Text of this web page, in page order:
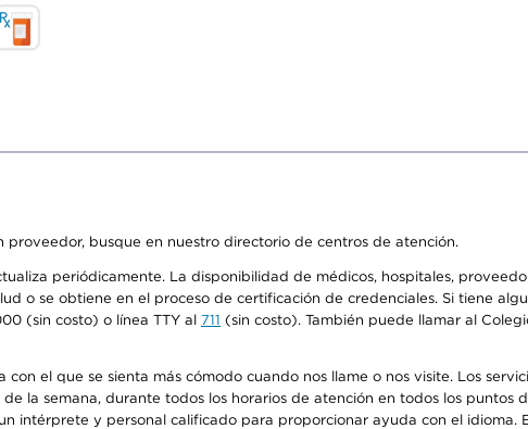
proveedor, busque en nuestro directorio de centros de atención.
periódicamente. La disponibilidad de médicos, hospitales,
o se obtiene en el proceso de certificación de credenciales. Si tiene
(sin costo) o línea TTY al 711 (sin costo). También puede llamar al
con el que se sienta más cómodo cuando nos llame o nos visite. Los
la semana, durante todos los horarios de atención en todos los
intérprete y personal calificado para proporcionar ayuda con el